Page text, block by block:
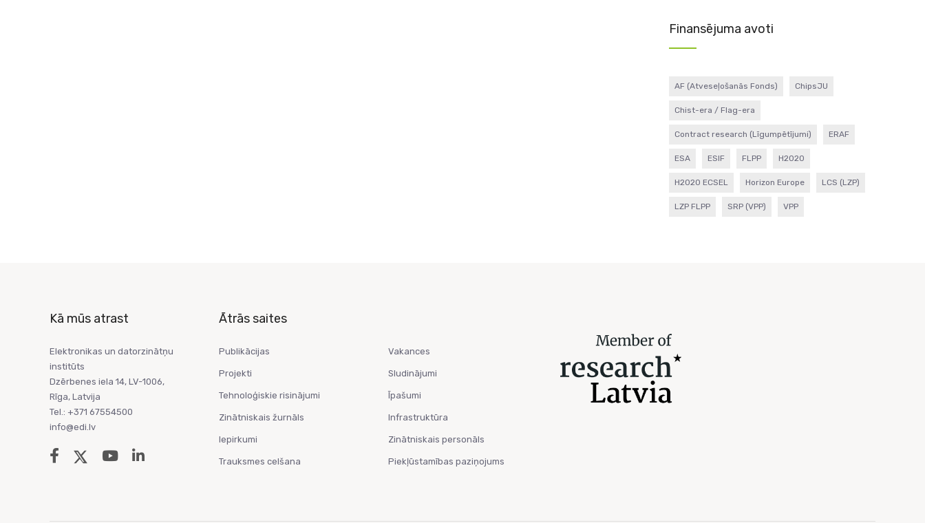
Finansējuma avoti
AF (Atveseļošanās Fonds) ChipsJU
Chist-era / Flag-era
Contract research (Līgumpētījumi) ERAF
ESA ESIF FLPP H2020
H2020 ECSEL Horizon Europe LCS (LZP)
LZP FLPP SRP (VPP) VPP
Kā mūs atrast
Elektronikas un datorzinātņu
institūts
Dzērbenes iela 14, LV-1006,
Rīga, Latvija
Tel.: +371 67554500
info@edi.lv
Ātrās saites
Publikācijas
Projekti
Tehnoloģiskie risinājumi
Zinātniskais žurnāls
Iepirkumi
Trauksmes celšana
Vakances
Sludinājumi
Īpašumi
Infrastruktūra
Zinātniskais personāls
Piekļūstamības paziņojums